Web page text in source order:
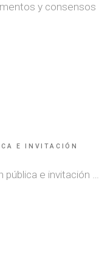
y consensos
E INVITACIÓN
pública e invitación …